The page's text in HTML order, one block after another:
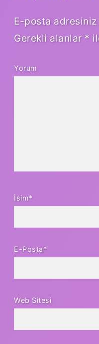
E-posta adresiniz
Gerekli alanlar *
Yorum
İsim*
E-Posta*
Web Sitesi